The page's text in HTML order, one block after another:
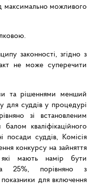
максимально можливого
законності, згідно з
не може суперечити
та рішеннями менший
для суддів у процедурі
зі встановленим
кваліфікаційного
посади суддів, Комісія
конкурсу на зайняття
мають намір бути
25%, порівняно з
для включення